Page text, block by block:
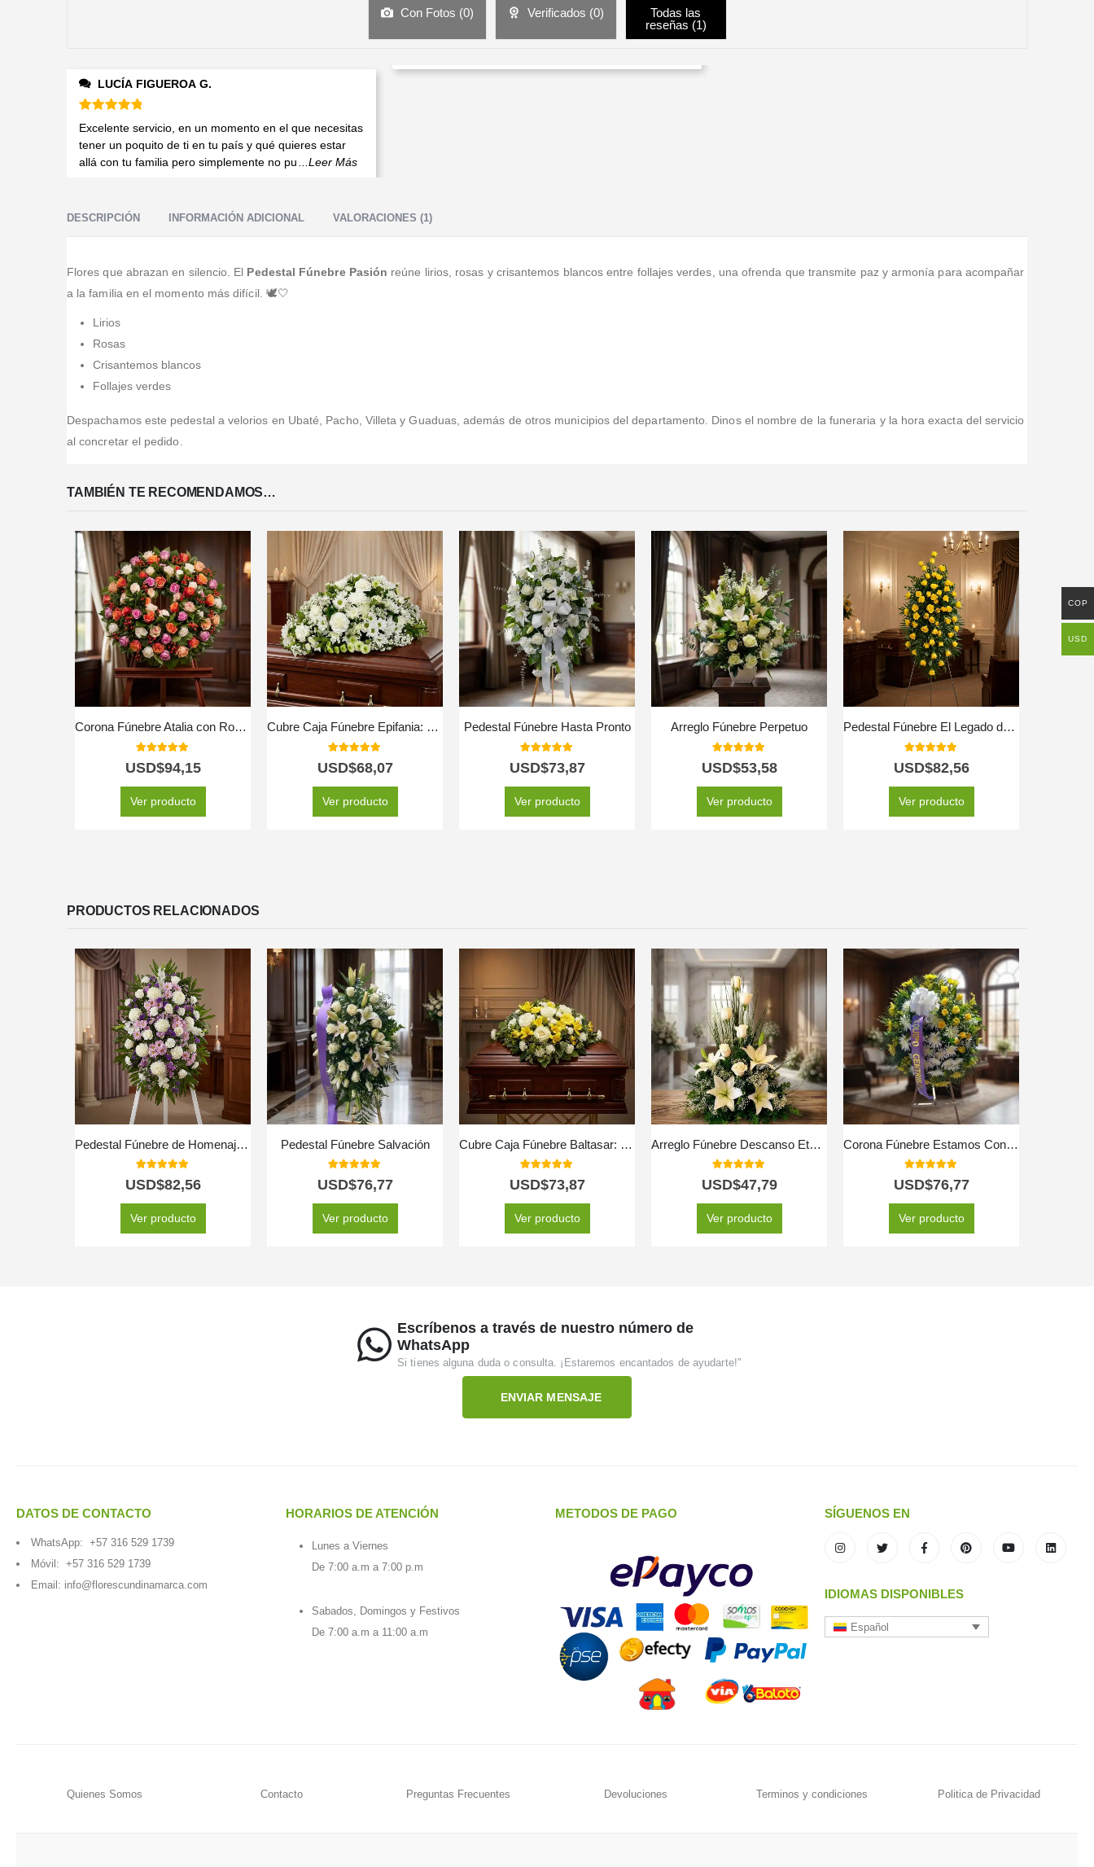
Con Fotos (0) Verificados (0)
Todas las
reseñas (1)
LUCÍA FIGUEROA G.
Valorado en 5 de 5
Excelente servicio, en un momento en el que necesitas
tener un poquito de ti en tu país y qué quieres estar
allá con tu familia pero simplemente no pu...Leer Más
DESCRIPCIÓN INFORMACIÓN ADICIONAL VALORACIONES (1)
Flores que abrazan en silencio. El Pedestal Fúnebre Pasión reúne lirios, rosas y crisantemos blancos entre follajes verdes, una ofrenda que transmite paz y armonía para acompañar
a la familia en el momento más difícil. 🕊️🤍
Lirios
Rosas
Crisantemos blancos
Follajes verdes
Despachamos este pedestal a velorios en Ubaté, Pacho, Villeta y Guaduas, además de otros municipios del departamento. Dinos el nombre de la funeraria y la hora exacta del servicio
al concretar el pedido.
TAMBIÉN TE RECOMENDAMOS…
Corona Fúnebre Atalia con Rosas Blancas para Condolencias 🕊️
USD$94,15
Ver producto
Cubre Caja Fúnebre Epifania: Un Homenaje de Distinción y Serenidad 🕊️
USD$68,07
Ver producto
Pedestal Fúnebre Hasta Pronto
USD$73,87
Ver producto
Arreglo Fúnebre Perpetuo
USD$53,58
Ver producto
Pedestal Fúnebre El Legado de Domingo: Homenaje Solemne 🕊️
USD$82,56
Ver producto
PRODUCTOS RELACIONADOS
Pedestal Fúnebre de Homenaje para Patricio: Un Recuerdo Solemne 🕊️
out of 5
USD$82,56
Ver producto
Pedestal Fúnebre Salvación
out of 5
USD$76,77
Ver producto
Cubre Caja Fúnebre Baltasar: Homenaje Floral de Serenidad y Respeto 🕊️
out of 5
USD$73,87
Ver producto
Arreglo Fúnebre Descanso Eterno
out of 5
USD$47,79
Ver producto
Corona Fúnebre Estamos Contigo
out of 5
USD$76,77
Ver producto
Escríbenos a través de nuestro número de
WhatsApp
Si tienes alguna duda o consulta. ¡Estaremos encantados de ayudarte!"
ENVIAR MENSAJE
DATOS DE CONTACTO
WhatsApp: +57 316 529 1739
Móvil: +57 316 529 1739
Email: info@florescundinamarca.com
HORARIOS DE ATENCIÓN
Lunes a Viernes
De 7:00 a.m a 7:00 p.m
Sabados, Domingos y Festivos
De 7:00 a.m a 11:00 a.m
METODOS DE PAGO SÍGUENOS EN
IDIOMAS DISPONIBLES
Español
Quienes Somos Contacto Preguntas Frecuentes Devoluciones Terminos y condiciones Politica de Privacidad
COP
USD